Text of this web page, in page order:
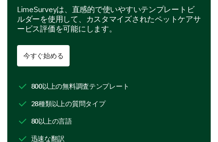
Very Unfriendly
Unfriendly
Neither Friendly nor Unfriendly
Friendly
Very Friendly
Would you say our staff was knowledgeable
LimeSurveyは、直感的で使いやすいテンプレートビ
ルダーを使用して、カスタマイズされたペットケアサ
ービス評価を可能にします。
今すぐ始める
800以上の無料調査テンプレート
28種類以上の質問タイプ
80以上の言語
迅速な翻訳